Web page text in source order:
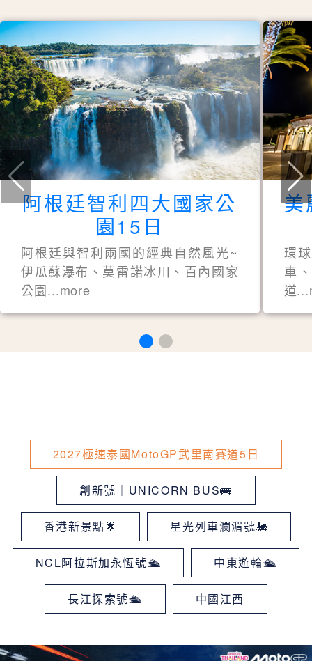
阿根廷智利四大國家公
園15日
阿根廷與智利兩國的經典自然風光~
伊瓜蘇瀑布、莫雷諾冰川、百內國家
公園...more
美
環
車
道
2027極速泰國MotoGP武里南賽道5日
創新號｜UNICORN BUS🚌
香港新景點🌟 星光列車瀾湄號🚂
NCL阿拉斯加永恆號🛳 中東遊輪🛳
長江探索號🛳 中國江西